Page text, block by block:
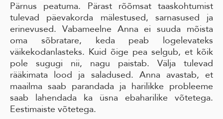
Pärnus peatuma. Pärast rõõmsat taaskohtumist
tulevad päevakorda mälestused, sarnasused ja
erinevused. Vabameelne Anna ei suuda mõista
oma sõbratare, keda peab logelevateks
väikekodanlasteks. Kuid õige pea selgub, et kõik
pole sugugi nii, nagu paistab. Välja tulevad
rääkimata lood ja saladused. Anna avastab, et
maailma saab parandada ja harilikke probleeme
saab lahendada ka üsna ebaharilike võtetega.
Eestimaiste võtetega.